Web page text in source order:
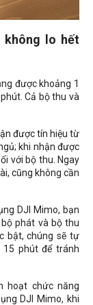
không lo hết
được khoảng 1
Cả bộ thu và
được tín hiệu từ
khi nhận được
với bộ thu. Ngay
cũng không cần
DJI Mimo, bạn
phát và bộ thu
bật, chúng sẽ tự
phút để tránh
hoạt chức năng
DJI Mimo, khi